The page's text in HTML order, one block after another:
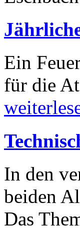
Ein
für die
In den
beiden
Das